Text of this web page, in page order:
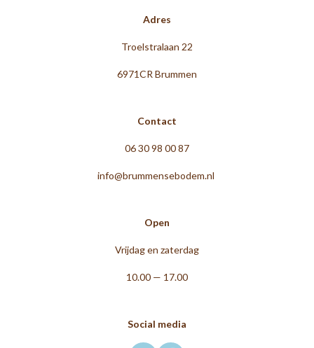
Adres
Troelstralaan 22
6971CR Brummen
Contact
06 30 98 00 87
info@brummensebodem.nl
Open
Vrijdag en zaterdag
10.00 — 17.00
Social media